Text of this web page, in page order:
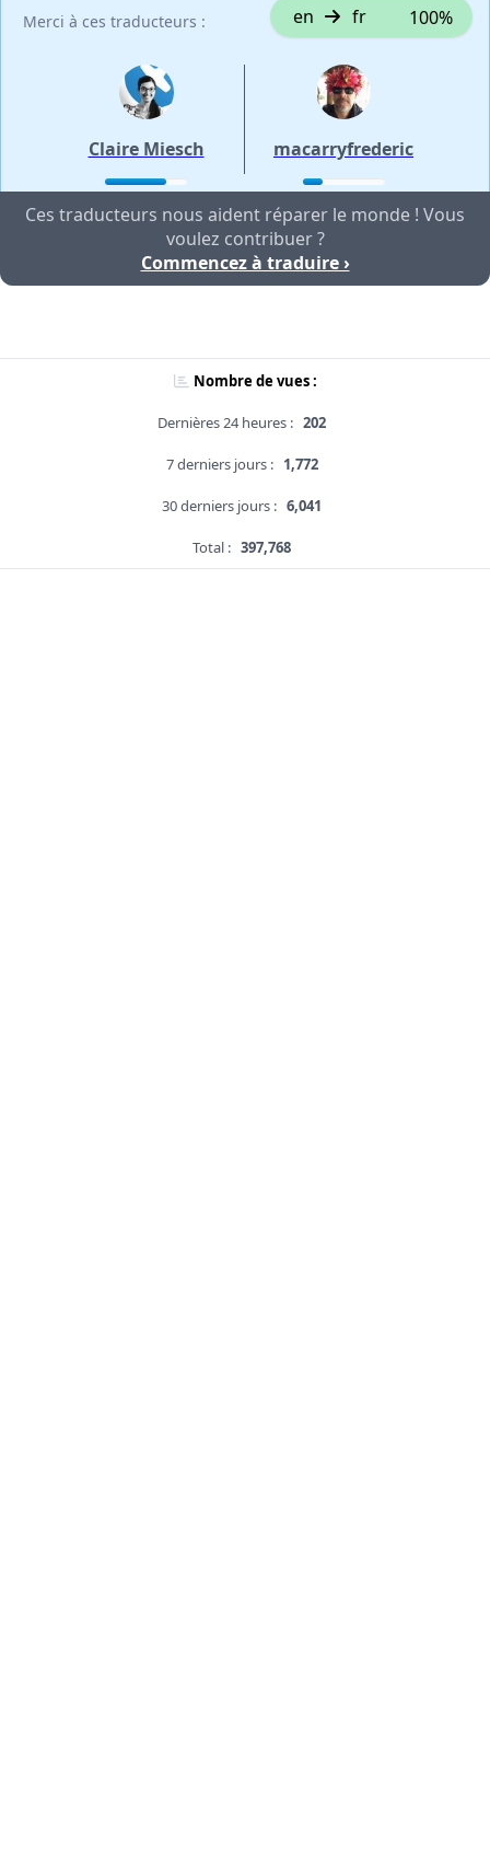
Merci à ces traducteurs : en fr 100%
Claire Miesch macarryfrederic
Ces traducteurs nous aident réparer le monde ! Vous
voulez contribuer ?
Commencez à traduire ›
Nombre de vues :
Dernières 24 heures : 202
7 derniers jours : 1,772
30 derniers jours : 6,041
Total : 397,768